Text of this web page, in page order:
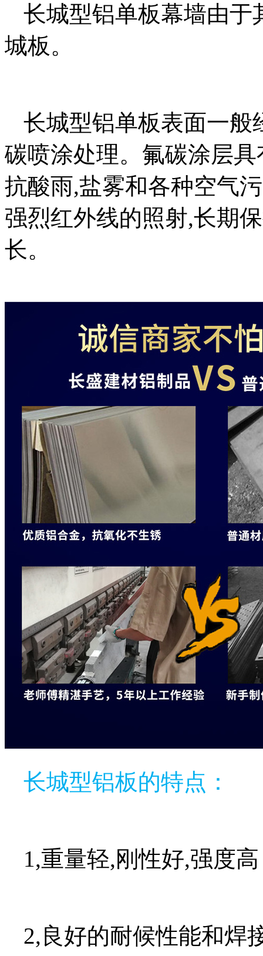
长城型铝单板幕墙由于
城板。
长城型铝单板表面一般
碳喷涂处理。氟碳涂层
抗酸雨,盐雾和各种空气
强烈红外线的照射,长期
长。
长城型铝板的特点：
1,重量轻,刚性好,强度
2,良好的耐候性能和焊